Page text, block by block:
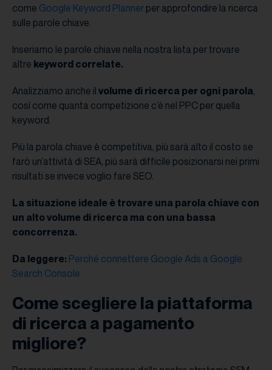
come Google Keyword Planner per approfondire la ricerca
sulle parole chiave.
Inseriamo le parole chiave nella nostra lista per trovare
altre keyword correlate.
Analizziamo anche il volume di ricerca per ogni parola,
così come quanta competizione c’è nel PPC per quella
keyword.
Più la parola chiave è competitiva, più sarà alto il costo se
farò un’attività di SEA, più sarà difficile posizionarsi nei primi
risultati se invece voglio fare SEO.
La situazione ideale è trovare una parola chiave con
un alto volume di ricerca ma con una bassa
concorrenza.
Da leggere: Perché connettere Google Ads a Google
Search Console
Come scegliere la piattaforma
di ricerca a pagamento
migliore?